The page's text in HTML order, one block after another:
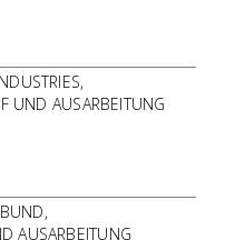
UND AUSARBEITUNG
AUSARBEITUNG